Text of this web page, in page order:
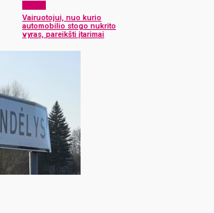
Vairuotojui, nuo kurio
automobilio stogo nukrito
vyras, pareikšti įtarimai